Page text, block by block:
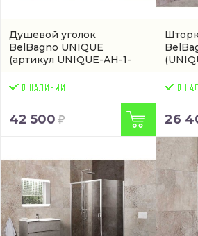
Душевой уголок
BelBagno UNIQUE
(артикул UNIQUE-AH-1-
42 500 26